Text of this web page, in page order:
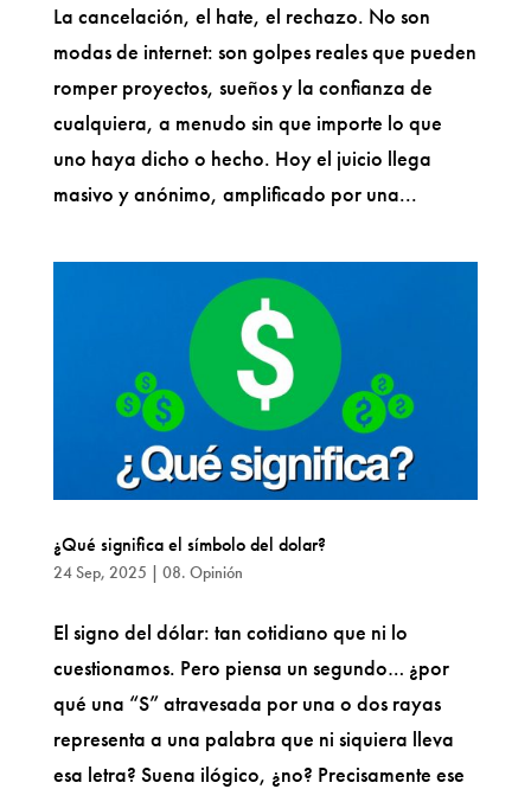
La cancelación, el hate, el rechazo. No son
modas de internet: son golpes reales que pueden
romper proyectos, sueños y la confianza de
cualquiera, a menudo sin que importe lo que
uno haya dicho o hecho. Hoy el juicio llega
masivo y anónimo, amplificado por una...
¿Qué significa el símbolo del dolar?
24 Sep, 2025 | 08. Opinión
El signo del dólar: tan cotidiano que ni lo
cuestionamos. Pero piensa un segundo… ¿por
qué una “S” atravesada por una o dos rayas
representa a una palabra que ni siquiera lleva
esa letra? Suena ilógico, ¿no? Precisamente ese